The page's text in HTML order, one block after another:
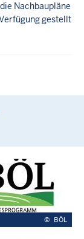
Nachbaupläne
gestellt
© BÖL